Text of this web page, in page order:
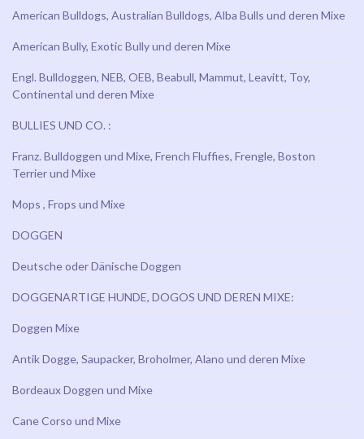
American Bulldogs, Australian Bulldogs, Alba Bulls und deren Mixe
American Bully, Exotic Bully und deren Mixe
Engl. Bulldoggen, NEB, OEB, Beabull, Mammut, Leavitt, Toy,
Continental und deren Mixe
BULLIES UND CO. :
Franz. Bulldoggen und Mixe, French Fluffies, Frengle, Boston
Terrier und Mixe
Mops , Frops und Mixe
DOGGEN
Deutsche oder Dänische Doggen
DOGGENARTIGE HUNDE, DOGOS UND DEREN MIXE:
Doggen Mixe
Antik Dogge, Saupacker, Broholmer, Alano und deren Mixe
Bordeaux Doggen und Mixe
Cane Corso und Mixe